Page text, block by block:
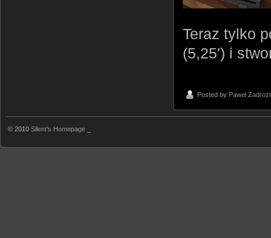
Teraz tylko
(5,25′) i
Posted by Paweł
© 2010 Silent's Homepage